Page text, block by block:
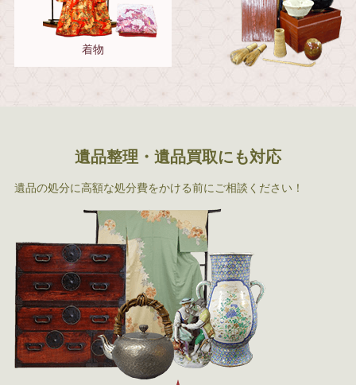
着物
遺品整理・遺品買取にも対応
遺品の処分に高額な処分費をかける前にご相談ください！